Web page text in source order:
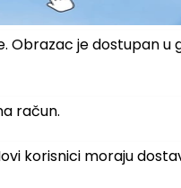
je dostupan u
račun.
korisnici moraju